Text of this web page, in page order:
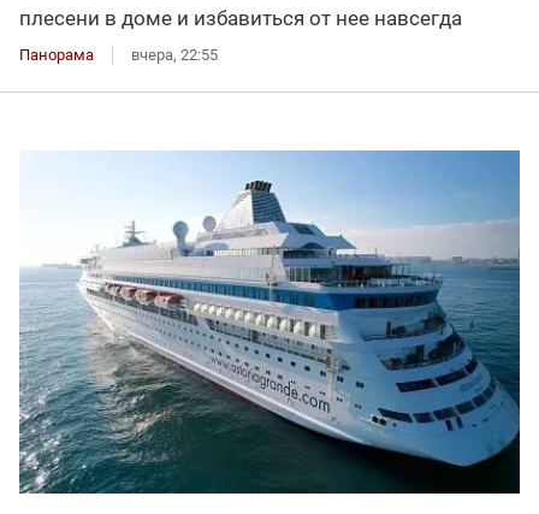
плесени в доме и избавиться от нее навсегда
Панорама вчера, 22:55